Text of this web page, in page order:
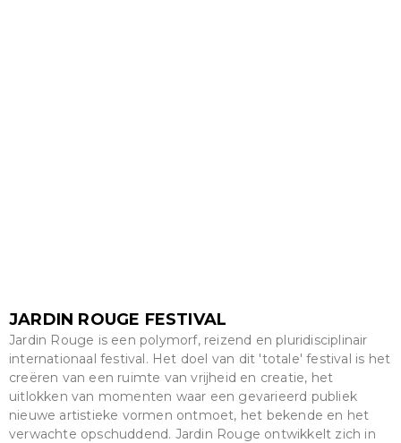
JARDIN ROUGE FESTIVAL
Jardin Rouge is een polymorf, reizend en pluridisciplinair
internationaal festival. Het doel van dit 'totale' festival is het
creëren van een ruimte van vrijheid en creatie, het
uitlokken van momenten waar een gevarieerd publiek
nieuwe artistieke vormen ontmoet, het bekende en het
verwachte opschuddend. Jardin Rouge ontwikkelt zich in